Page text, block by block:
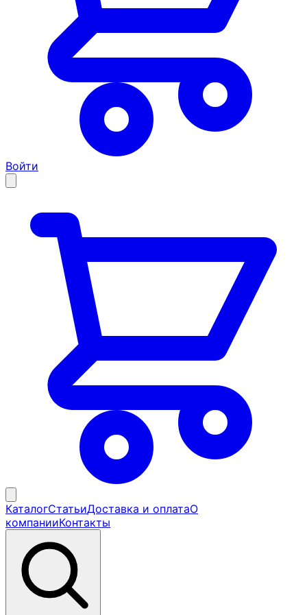
Войти
КаталогСтатьиДоставка и оплатаО
компанииКонтакты